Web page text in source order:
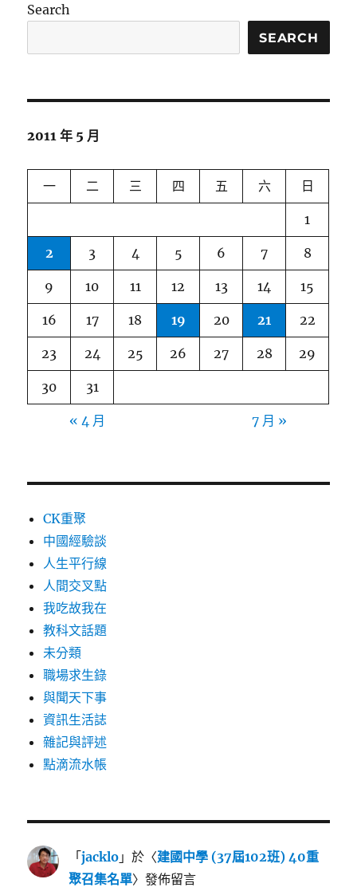
Search
SEARCH
2011 年 5 月
一 二 三 四 五 六 日
1
2 3 4 5 6 7 8
9 10 11 12 13 14 15
16 17 18 19 20 21 22
23 24 25 26 27 28 29
30 31
« 4 月 7 月 »
CK重聚
中國經驗談
人生平行線
人間交叉點
我吃故我在
教科文話題
未分類
職場求生錄
與聞天下事
資訊生活誌
雜記與評述
點滴流水帳
「jacklo 」於〈建國中學 (37屆102班) 40重
聚召集名單〉發佈留言